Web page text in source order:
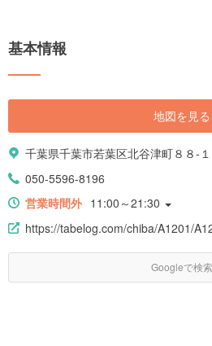
基本情報
地図を見る
千葉県千葉市若葉区北谷津町８８-１
050-5596-8196
営業時間外 11:00～21:30
https://tabelog.com/chiba/A1201/
Googleで検索